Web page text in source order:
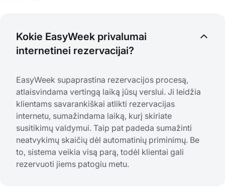
Kokie EasyWeek privalumai
internetinei rezervacijai?
EasyWeek supaprastina rezervacijos procesą,
atlaisvindama vertingą laiką jūsų verslui. Ji leidžia
klientams savarankiškai atlikti rezervacijas
internetu, sumažindama laiką, kurį skiriate
susitikimų valdymui. Taip pat padeda sumažinti
neatvykimų skaičių dėl automatinių priminimų. Be
to, sistema veikia visą parą, todėl klientai gali
rezervuoti jiems patogiu metu.